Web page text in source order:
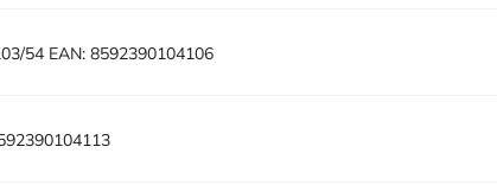
54 EAN: 8592390104106